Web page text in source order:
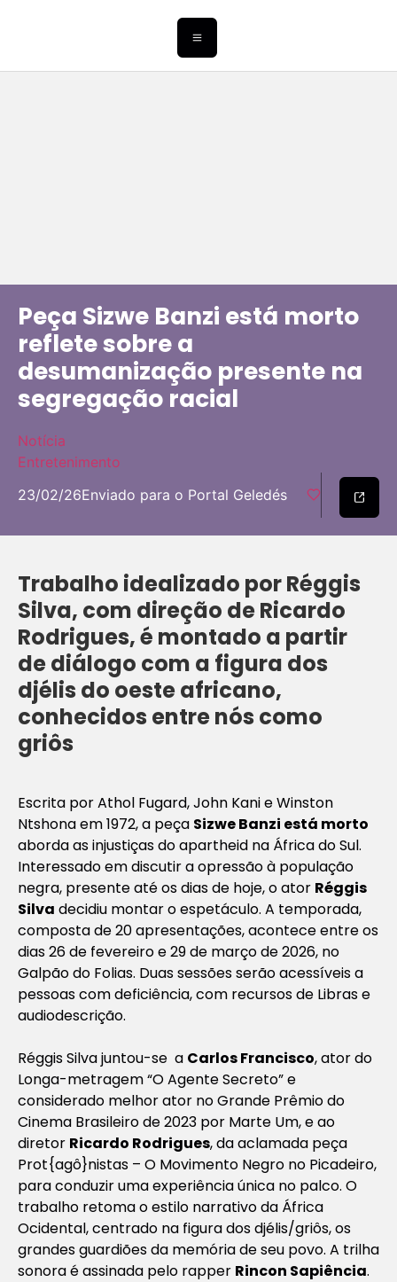
Peça Sizwe Banzi está morto
reflete sobre a
desumanização presente na
segregação racial
Notícia
Entretenimento
23/02/26Enviado para o Portal Geledés
Trabalho idealizado por Réggis
Silva, com direção de Ricardo
Rodrigues, é montado a partir
de diálogo com a figura dos
djélis do oeste africano,
conhecidos entre nós como
griôs
Escrita por Athol Fugard, John Kani e Winston
Ntshona em 1972, a peça Sizwe Banzi está morto
aborda as injustiças do apartheid na África do Sul.
Interessado em discutir a opressão à população
negra, presente até os dias de hoje, o ator Réggis
Silva decidiu montar o espetáculo. A temporada,
composta de 20 apresentações, acontece entre os
dias 26 de fevereiro e 29 de março de 2026, no
Galpão do Folias. Duas sessões serão acessíveis a
pessoas com deficiência, com recursos de Libras e
audiodescrição.
Réggis Silva juntou-se a Carlos Francisco, ator do
Longa-metragem “O Agente Secreto” e
considerado melhor ator no Grande Prêmio do
Cinema Brasileiro de 2023 por Marte Um, e ao
diretor Ricardo Rodrigues, da aclamada peça
Prot{agô}nistas – O Movimento Negro no Picadeiro,
para conduzir uma experiência única no palco. O
trabalho retoma o estilo narrativo da África
Ocidental, centrado na figura dos djélis/griôs, os
grandes guardiões da memória de seu povo. A trilha
sonora é assinada pelo rapper Rincon Sapiência.